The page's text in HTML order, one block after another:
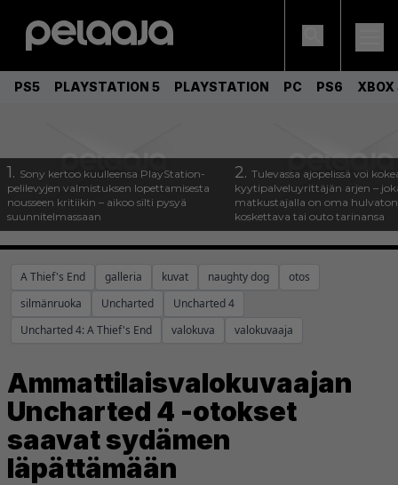
PS5 PLAYSTATION 5 PLAYSTATION PC PS6 XBOX
1. Sony kertoo kuulleensa PlayStation-
pelilevyjen valmistuksen lopettamisesta
nousseen kritiikin – aikoo silti pysyä
suunnitelmassaan
2. Tulevassa ajopelissä voi
kyytipalveluyrittäjän arjen –
matkustajalla on oma
koskettava tai outo tarinansa
A Thief's End galleria kuvat naughty dog
otos
silmänruoka
Uncharted
Uncharted 4
Uncharted 4: A Thief's End
valokuva valokuvaaja
Ammattilaisvalokuvaajan
Uncharted 4 -otokset
saavat sydämen
läpättämään